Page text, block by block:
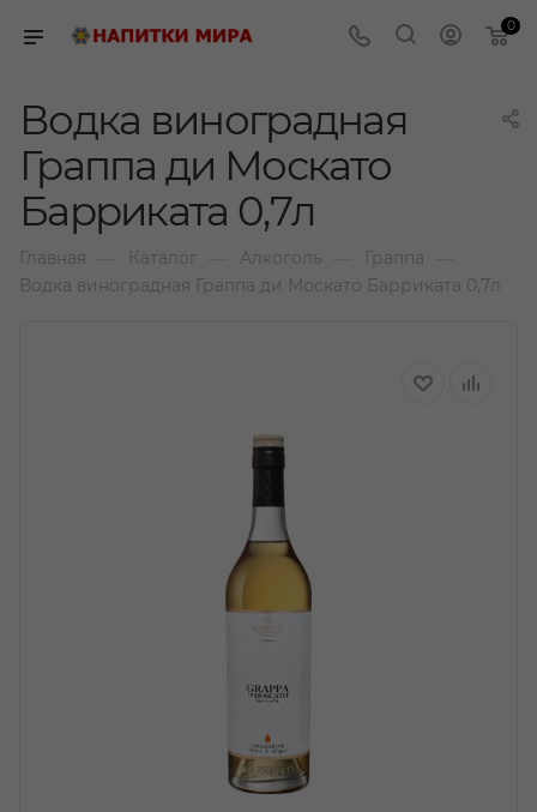
0
Водка виноградная
Граппа ди Москато
Барриката 0,7л
Главная Каталог Алкоголь Граппа
Водка виноградная Граппа ди Москато Барриката 0,7л